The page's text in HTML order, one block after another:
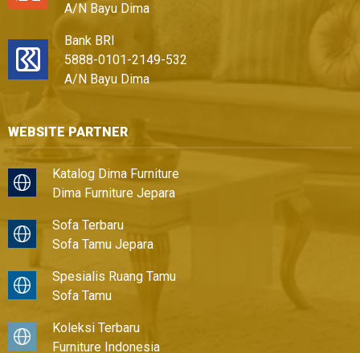
A/N Bayu Dima
Bank BRI
5888-0101-2149-532
A/N Bayu Dima
WEBSITE PARTNER
Katalog Dima Furniture
Dima Furniture Jepara
Sofa Terbaru
Sofa Tamu Jepara
Spesialis Ruang Tamu
Sofa Tamu
Koleksi Terbaru
Furniture Indonesia